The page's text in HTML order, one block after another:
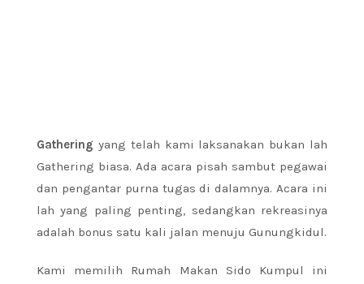
Gathering yang telah kami laksanakan bukan lah
Gathering biasa. Ada acara pisah sambut pegawai
dan pengantar purna tugas di dalamnya. Acara ini
lah yang paling penting, sedangkan rekreasinya
adalah bonus satu kali jalan menuju Gunungkidul.
Kami memilih Rumah Makan Sido Kumpul ini